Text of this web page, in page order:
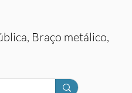
Braço metálico,